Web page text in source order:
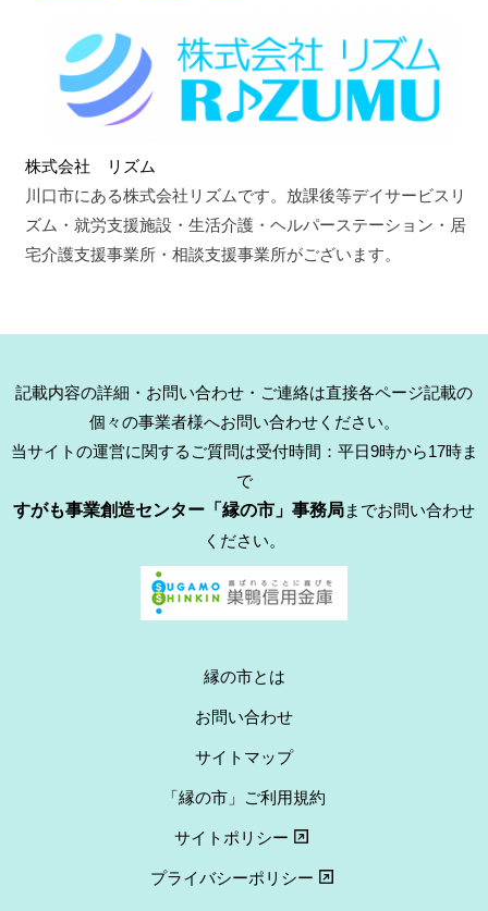
株式会社 リズム
川口市にある株式会社リズムです。放課後等デイサービスリ
ズム・​就労支援施設・​生活介護・ヘルパーステーション・居
宅介護支援事業所・相談支援事業所がございます。
記載内容の詳細・お問い合わせ・ご連絡は直接各ページ記載の
個々の事業者様へお問い合わせください。
当サイトの運営に関するご質問は受付時間：平日9時から17時ま
で
すがも事業創造センター「縁の市」事務局までお問い合わせ
ください。
縁の市とは
お問い合わせ
サイトマップ
「縁の市」ご利用規約
サイトポリシー
プライバシーポリシー